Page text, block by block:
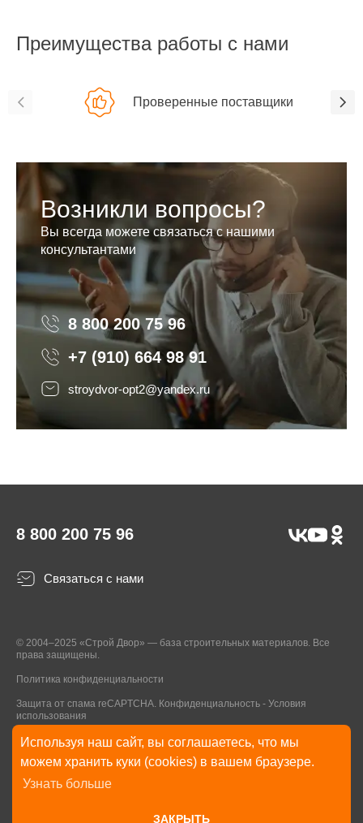
Используя наш сайт, вы соглашаетесь, что мы
можем хранить куки (cookies) в вашем браузере.
Узнать больше
ЗАКРЫТЬ
Преимущества работы с нами
Проверенные поставщики
Возникли вопросы?
Вы всегда можете связаться с нашими
консультантами
8 800 200 75 96 8 800 200 75 96
+7 (910) 664 98 91
stroydvor-opt2@yandex.ru
8 800 200 75 96
Связаться с нами
© 2004–2025 «Строй Двор» — база строительных материалов. Все
права защищены.
Политика конфиденциальности
Защита от спама reCAPTCHA. Конфиденциальность - Условия
использования
* Указанные на Сайте цены, комплектации, описания и технические
характеристики могут быть изменены в любое время без уведомления
пользователей Сайта. Внешний вид товаров и упаковки может